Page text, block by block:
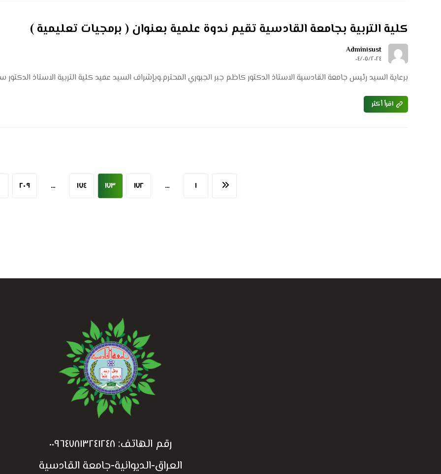
كلية التربية بجامعة القادسية تقيم ندوة علمية بعنوان ( برمجيات تعليمية )
Admin١sust
٠٤/٠٥/٢٠٢٤
برعاية السيد رئيس جامعة القادسية الاستاذ الدكتور كاظم جبر الجبوري المحترم.وبإشراف السيد عميد كلية التربية الاستاذ الدكتور
اقرأ أكثر
١ … ١٧٢ ١٧٣ ١٧٤ … ٢٠٩
رقم الهاتف: ٠٠٩٦٤٧٨١٣٢٤١٢٤٨
العراق-الديوانية-جامعة القادسية